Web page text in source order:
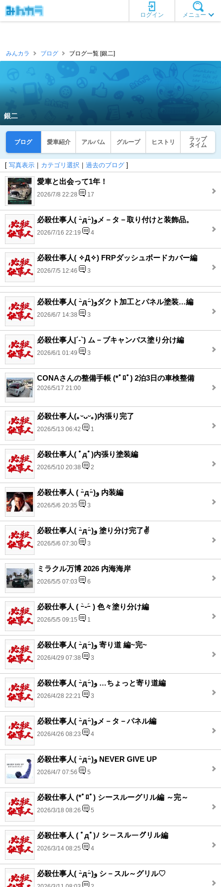
メニュー
ログイン
みんカラ ブログ ブログ一覧 [銀二]
銀二
ブログ 愛車紹介 アルバム グループ ヒストリ
ラップ
タイム
[ 写真表示 ｜ カテゴリ選択 ｜ 過去のブログ ]
愛車と出会って1年！
2026/7/8 22:28 17
必殺仕事人( ｰ̀дｰ́)وメ－タ－取り付けと装飾品。
2026/7/16 22:19 4
必殺仕事人( ✧Д✧) FRPダッシュボードカバー編
2026/7/5 12:46 3
必殺仕事人( ｰ̀дｰ́)وダクト加工とパネル塗装…編
2026/6/7 14:38 3
必殺仕事人|´-`) ム－ブキャンバス塗り分け編
2026/6/1 01:49 3
CONAさんの整備手帳 (*ﾟﾛﾟ) 2泊3日の車検整備
2026/5/17 21:00
必殺仕事人(｡ᵕᴗᵕ｡)内張り完了
2026/5/13 06:42 1
必殺仕事人( ﾟдﾟ)内張り塗装編
2026/5/10 20:38 2
必殺仕事人 ( ｰ̀дｰ́)و 内装編
2026/5/6 20:35 3
必殺仕事人( ｰ̀дｰ́)و 塗り分け完了✌️
2026/5/6 07:30 3
ミラクル万博 2026 内海海岸
2026/5/5 07:03 6
必殺仕事人 ( ｰ̀֊ｰ́ ) 色々塗り分け編
2026/5/5 09:15 1
必殺仕事人( ｰ̀дｰ́)و 寄り道 編~完~
2026/4/29 07:38 3
必殺仕事人( ｰ̀дｰ́)و …ちょっと寄り道編
2026/4/28 22:21 3
必殺仕事人( ｰ̀дｰ́)وメ－タ－パネル編
2026/4/26 08:23 4
必殺仕事人( ｰ̀дｰ́)و NEVER GIVE UP
2026/4/7 07:56 5
必殺仕事人 (*ﾟﾛﾟ) シースルーグリル編 ～完～
2026/3/18 08:26 5
必殺仕事人 ( ﾟдﾟ)ﾉ シ－スルーグリル編
2026/3/14 08:25 4
必殺仕事人( ｰ̀дｰ́)و シ－スル～グリル♡